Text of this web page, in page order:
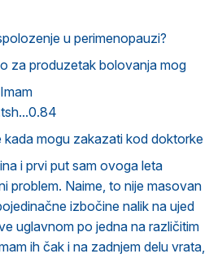
u perimenopauzi?
za produzetak bolovanja mog
kada mogu zakazati kod doktorke
i prvi put sam ovoga leta
problem. Naime, to nije masovan
izbočine nalik na ujed
uglavnom po jedna na različitim
ih čak i na zadnjem delu vrata,